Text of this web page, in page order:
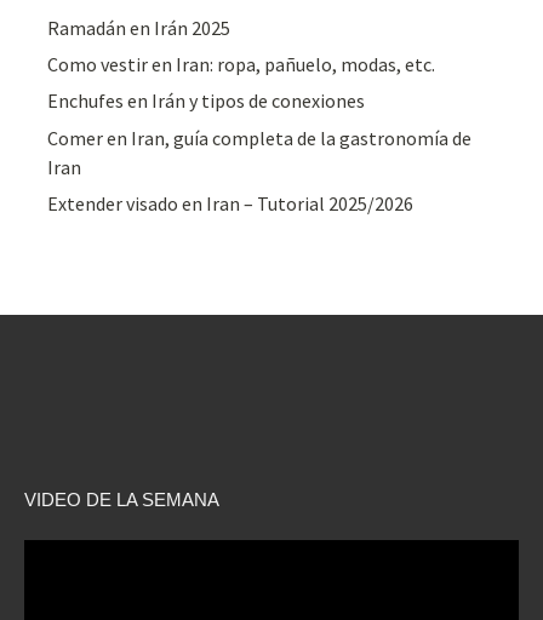
Ramadán en Irán 2025
Como vestir en Iran: ropa, pañuelo, modas, etc.
Enchufes en Irán y tipos de conexiones
Comer en Iran, guía completa de la gastronomía de
Iran
Extender visado en Iran – Tutorial 2025/2026
VIDEO DE LA SEMANA